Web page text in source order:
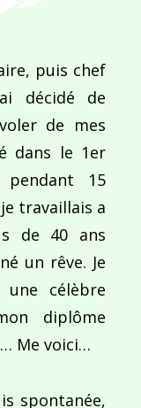
puis chef
décidé de
de mes
dans le 1er
pendant 15
travaillais a
de 40 ans
un rêve. Je
célèbre
diplôme
Me voici…
spontanée,